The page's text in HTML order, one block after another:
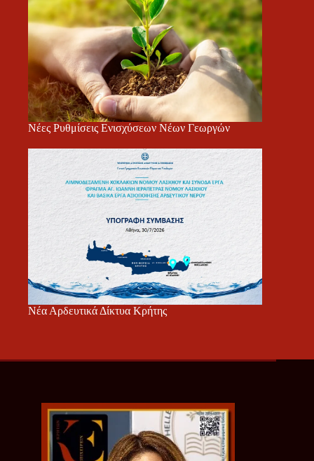
Νέες Ρυθμίσεις Ενισχύσεων Νέων Γεωργών
Νέα Αρδευτικά Δίκτυα Κρήτης